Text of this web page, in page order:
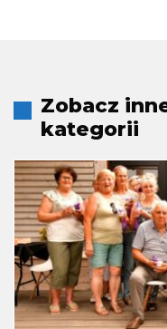
Zobacz
kategorii